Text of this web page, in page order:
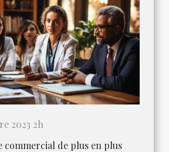
2023 2h
commercial de plus en plus